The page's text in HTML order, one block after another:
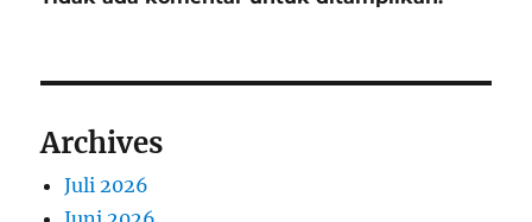
Archives
Juli 2026